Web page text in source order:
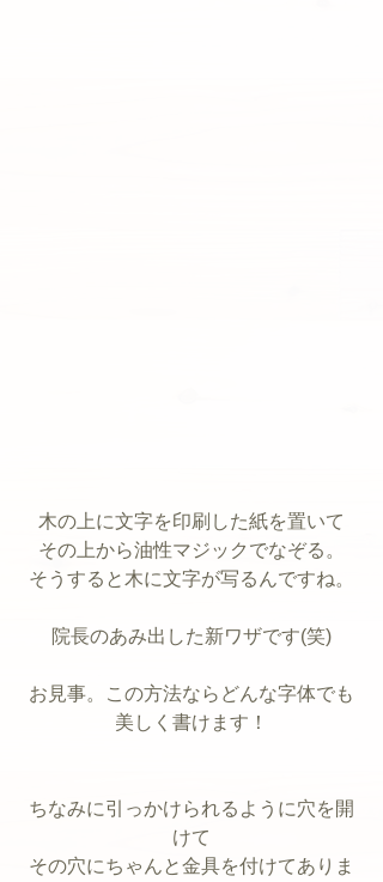
木の上に文字を印刷した紙を置いて
その上から油性マジックでなぞる。
そうすると木に文字が写るんですね。
院長のあみ出した新ワザです(笑)
お見事。この方法ならどんな字体でも
美しく書けます！
ちなみに引っかけられるように穴を開
けて
その穴にちゃんと金具を付けてありま